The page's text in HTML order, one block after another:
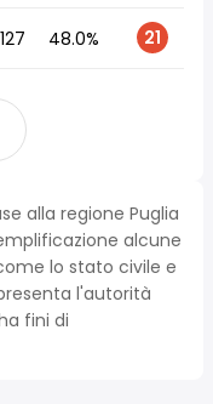
48.0% 21
alla regione Puglia
alcune
lo stato civile e
l'autorità
fini di